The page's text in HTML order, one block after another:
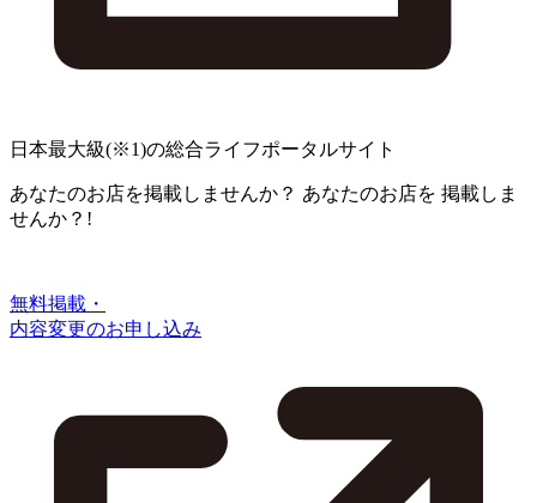
日本最大級(※1)の総合ライフポータルサイト
あなたのお店を掲載しませんか？ あなたのお店を 掲載しま
せんか？!
無料掲載・
内容変更のお申し込み